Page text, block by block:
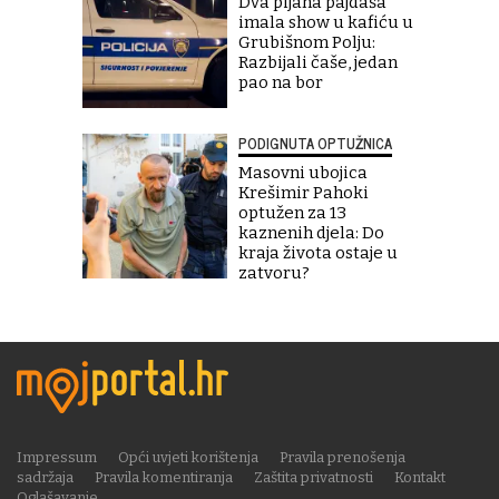
imala show u kafiću u
Grubišnom Polju:
Razbijali čaše, jedan
pao na bor
PODIGNUTA OPTUŽNICA
Masovni ubojica
Krešimir Pahoki
optužen za 13
kaznenih djela: Do
kraja života ostaje u
zatvoru?
Impressum Opći uvjeti korištenja
Pravila prenošenja
sadržaja
Pravila komentiranja Zaštita privatnosti
Kontakt